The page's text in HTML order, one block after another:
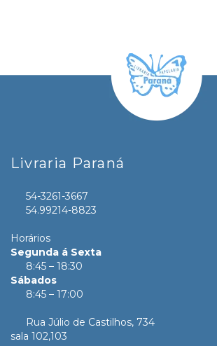
Livraria Paraná
54-3261-3667
54.99214-8823
Horários
Segunda á Sexta
8:45 – 18:30
Sábados
8:45 – 17:00
Rua Júlio de Castilhos, 734
sala 102,103